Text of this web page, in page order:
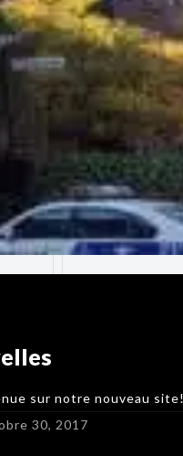
sur notre nouveau site!
30, 2017